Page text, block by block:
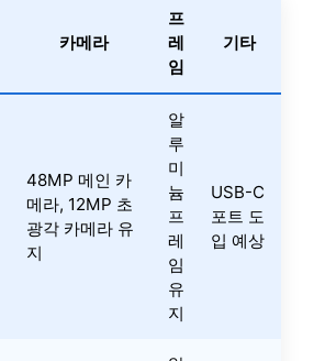
카메라
프
레
임
기타
48MP 메인 카
메라, 12MP 초
광각 카메라 유
지
알
루
미
늄
프
레
임
유
지
USB-C
포트 도
입 예상